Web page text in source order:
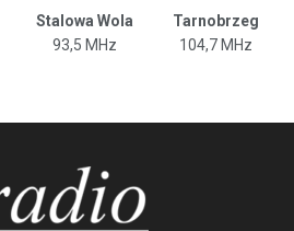
Stalowa Wola
Tarnobrzeg
93,5 MHz 104,7 MHz